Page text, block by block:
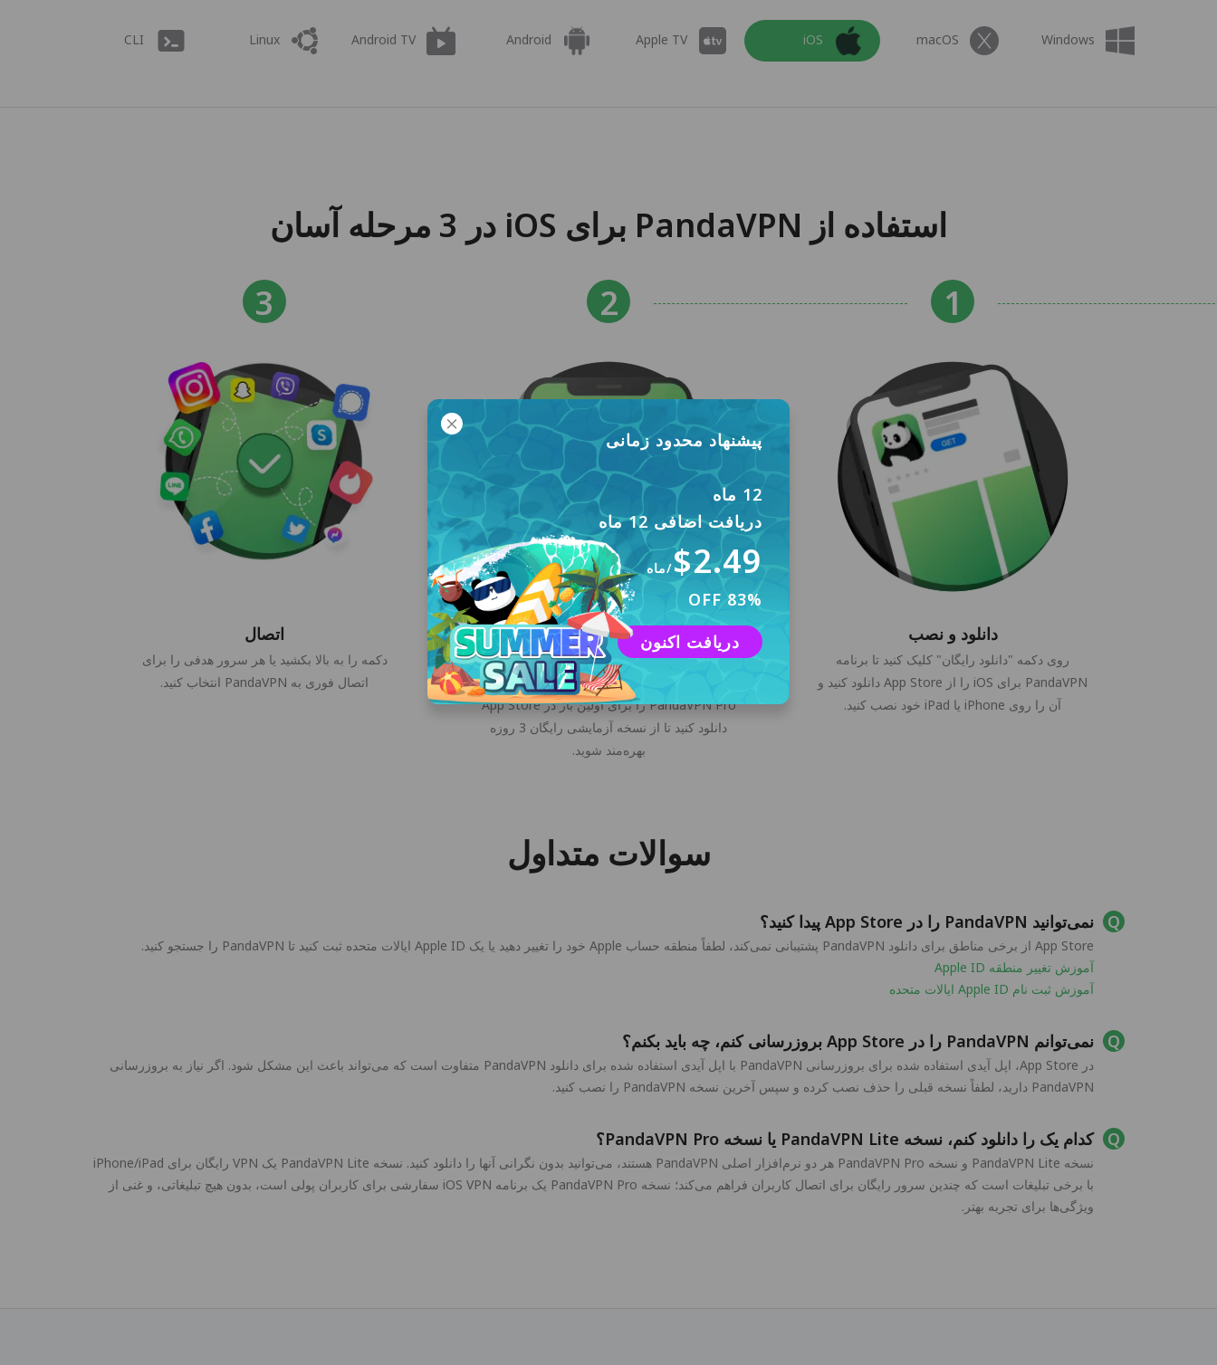
Windows
macOS
iOS
Apple TV
Android
Android TV
Linux
CLI
استفاده از PandaVPN برای iOS در 3 مرحله آسان
دانلود و نصب
روی دکمه "دانلود رایگان" کلیک کنید تا برنامه
PandaVPN برای iOS را از App Store دانلود کنید و
آن را روی iPhone یا iPad خود نصب کنید.
ورود
وارد حساب دیجیتال تصادفی شوید که به طور
خودکار توسط PandaVPN ایجاد می‌شود. برنامه
PandaVPN Pro را برای اولین بار در App Store
دانلود کنید تا از نسخه آزمایشی رایگان 3 روزه
بهره‌مند شوید.
اتصال
دکمه را به بالا بکشید یا هر سرور هدفی را برای
اتصال فوری به PandaVPN انتخاب کنید.
سوالات متداول
نمی‌توانید PandaVPN را در App Store پیدا کنید؟
App Store از برخی مناطق برای دانلود PandaVPN پشتیبانی نمی‌کند، لطفاً منطقه حساب Apple خود را تغییر دهید یا یک Apple ID ایالات متحده ثبت کنید تا PandaVPN را جستجو کنید.
آموزش تغییر منطقه Apple ID
آموزش ثبت نام Apple ID ایالات متحده
نمی‌توانم PandaVPN را در App Store بروزرسانی کنم، چه باید بکنم؟
در App Store، اپل آیدی استفاده شده برای بروزرسانی PandaVPN با اپل آیدی استفاده شده برای دانلود PandaVPN متفاوت است که می‌تواند باعث این مشکل شود. اگر نیاز به بروزرسانی
PandaVPN دارید، لطفاً نسخه قبلی را حذف نصب کرده و سپس آخرین نسخه PandaVPN را نصب کنید.
کدام یک را دانلود کنم، نسخه PandaVPN Lite یا نسخه PandaVPN Pro؟
نسخه PandaVPN Lite و نسخه PandaVPN Pro هر دو نرم‌افزار اصلی PandaVPN هستند، می‌توانید بدون نگرانی آنها را دانلود کنید. نسخه PandaVPN Lite یک VPN رایگان برای iPhone/iPad
با برخی تبلیغات است که چندین سرور رایگان برای اتصال کاربران فراهم می‌کند؛ نسخه PandaVPN Pro یک برنامه iOS VPN سفارشی برای کاربران پولی است، بدون هیچ تبلیغاتی، و غنی از
ویژگی‌ها برای تجربه بهتر.
پیشنهاد محدود زمانی
12 ماه
دریافت اضافی 12 ماه
$2.49/ماه
83% OFF
دریافت اکنون